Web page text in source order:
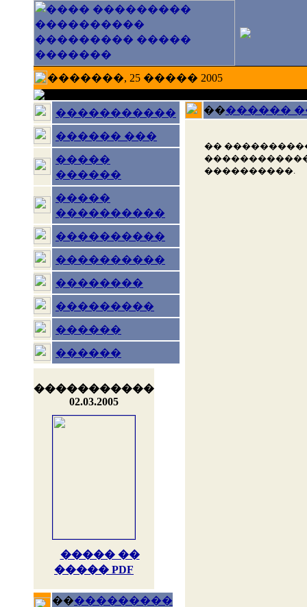
�������, 25 ����� 2005
�����������
������ ���
�����
������
�����
����������
����������
����������
��������
���������
������
������
�����������
02.03.2005
����� ��
����� PDF
�����������
��������
��
����������.